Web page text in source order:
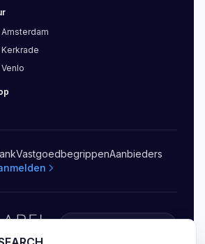
Amsterdam
Kerkrade
Venlo
VastgoedbegrippenAanbieders